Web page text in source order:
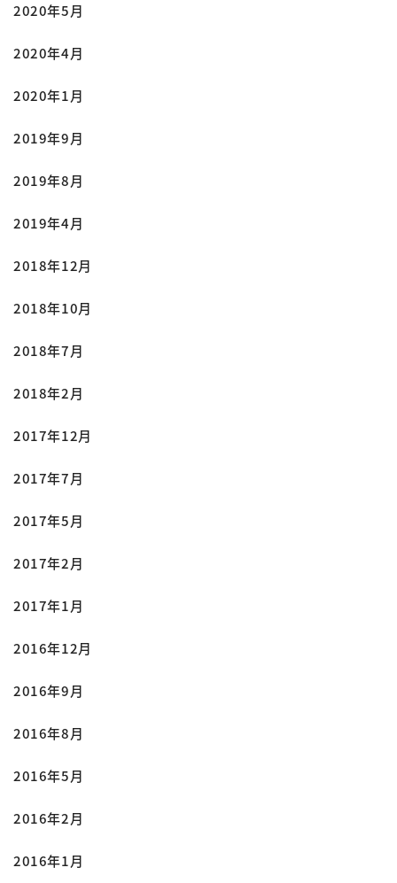
2020年5月
2020年4月
2020年1月
2019年9月
2019年8月
2019年4月
2018年12月
2018年10月
2018年7月
2018年2月
2017年12月
2017年7月
2017年5月
2017年2月
2017年1月
2016年12月
2016年9月
2016年8月
2016年5月
2016年2月
2016年1月